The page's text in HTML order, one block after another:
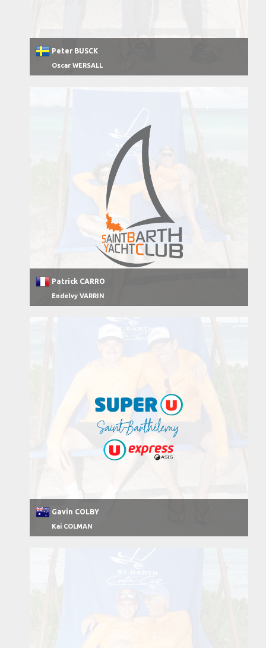
Peter BUSCK
Oscar WERSALL
Patrick CARRO
Endelvy VARRIN
Gavin COLBY
Kai COLMAN